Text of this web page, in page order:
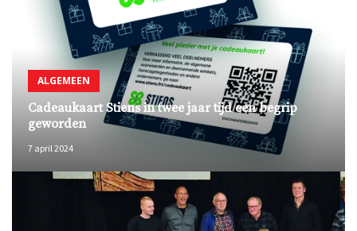
ALGEMEEN
Cadeaukaart Stiens in twee jaar tijd een begrip
geworden
7 april 2024